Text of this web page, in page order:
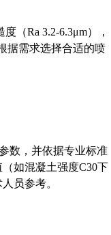
（Ra 3.2-6.3μm），
据需求选择合适的喷
数，并依据专业标准
如混凝土强度C30下
员参考。